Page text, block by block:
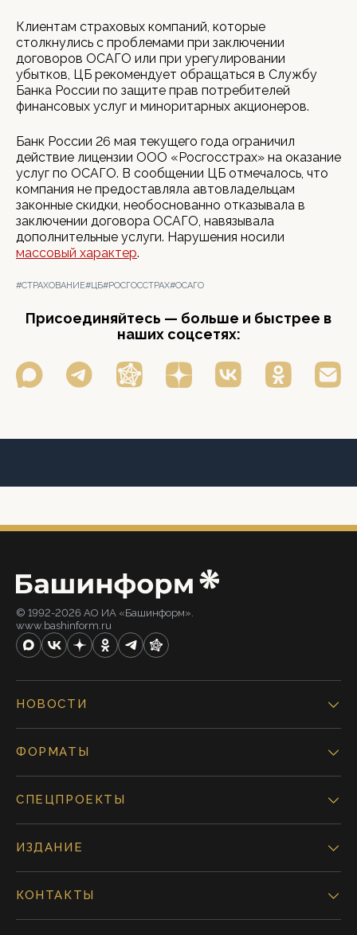
Клиентам страховых компаний, которые
столкнулись с проблемами при заключении
договоров ОСАГО или при урегулировании
убытков, ЦБ рекомендует обращаться в Службу
Банка России по защите прав потребителей
финансовых услуг и миноритарных акционеров.
Банк России 26 мая текущего года ограничил
действие лицензии ООО «Росгосстрах» на оказание
услуг по ОСАГО. В сообщении ЦБ отмечалось, что
компания не предоставляла автовладельцам
законные скидки, необоснованно отказывала в
заключении договора ОСАГО, навязывала
дополнительные услуги. Нарушения носили
массовый характер.
#СТРАХОВАНИЕ#ЦБ#РОСГОССТРАХ#ОСАГО
Присоединяйтесь — больше и быстрее в
наших соцсетях:
© 1992-2026 АО ИА «Башинформ».
www.bashinform.ru
НОВОСТИ
ФОРМАТЫ
СПЕЦПРОЕКТЫ
ИЗДАНИЕ
КОНТАКТЫ